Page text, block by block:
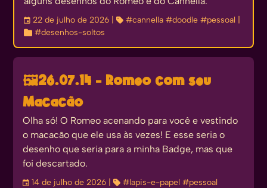
󰃭22 de julho de 2026 | #cannella #doodle #pessoal
#desenhos-soltos
🖼️26.07.14 - Romeo com seu
Macacão
Olha só! O Romeo acenando para você e vestindo
o macacão que ele usa às vezes! E esse seria o
desenho que seria para a minha Badge, mas que
foi descartado.
󰃭 14 de julho de 2026 | #lapis-e-papel #pessoal